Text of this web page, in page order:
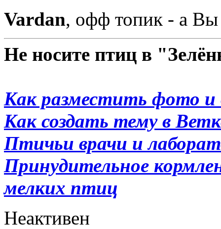
Vardan, офф топик - а
Не носите птиц в
Как разместить фото и
Как создать тему в
Птичьи врачи и
Принудительное
мелких птиц
Неактивен